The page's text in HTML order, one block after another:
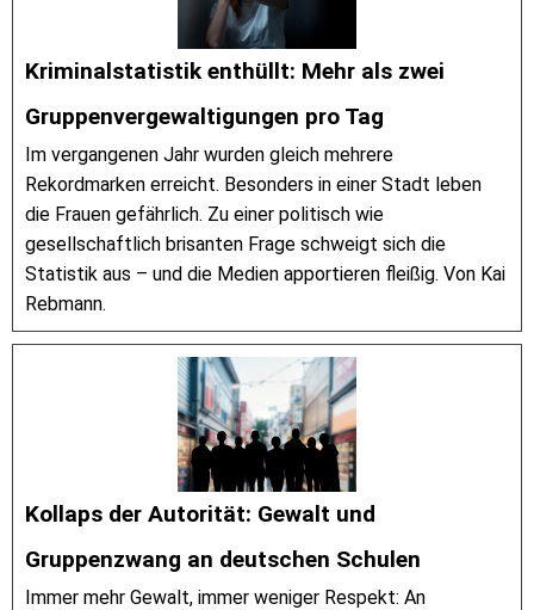
Kriminalstatistik enthüllt: Mehr als zwei
Gruppenvergewaltigungen pro Tag
Im vergangenen Jahr wurden gleich mehrere
Rekordmarken erreicht. Besonders in einer Stadt leben
die Frauen gefährlich. Zu einer politisch wie
gesellschaftlich brisanten Frage schweigt sich die
Statistik aus – und die Medien apportieren fleißig. Von Kai
Rebmann.
Kollaps der Autorität: Gewalt und
Gruppenzwang an deutschen Schulen
Immer mehr Gewalt, immer weniger Respekt: An